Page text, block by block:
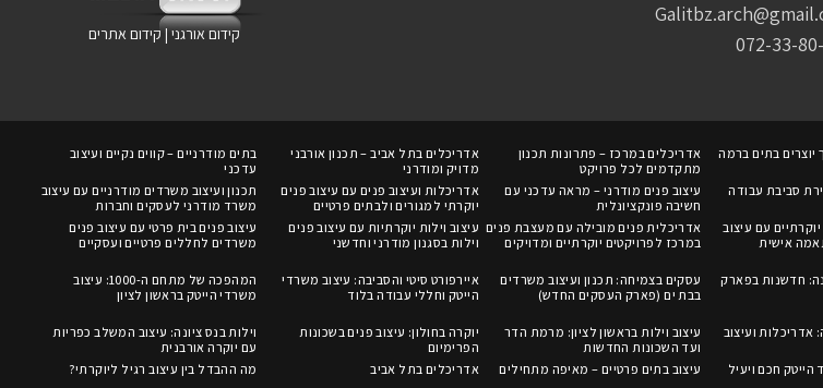
072-33-
קידום אורגני|קידום אתרים
יוצרים בתים ברמה
אדריכלים במרכז – פתרונות תכנון
מתקדמים לכל פרויקט
אדריכלים בתל אביב – תכנון אורבני
מדויק ומודרני
בתים מודרניים – קווים נקיים ועיצוב
עדכני
סביבת עבודה
עיצוב פנים מודרני – מראה עדכני עם
חשיבה פונקציונלית
אדריכלות ועיצוב פנים עם עיצוב פנים
יוקרתי למגורים ולבתים פרטיים
תכנון ועיצוב משרדים מודרניים עם עיצוב
משרד מודרני לעסקים וחברות
עם עיצוב
אישית
אדריכלית פנים מובילה עם מעצבת פנים
במרכז לפרויקטים יוקרתיים ומדויקים
עיצוב וילות יוקרתיות עם עיצוב פנים
וילות בסגנון מודרני וחדשני
עיצוב פנים בית פרטי עם עיצוב פנים
משרדים לחללים פרטיים ועסקיים
חדשנות בפארק
עסקים בצמיחה: תכנון ועיצוב משרדים
בבת ים (פארק העסקים החדש)
איירפורט סיטי והסביבה: עיצוב משרדי
הייטק וחללי עבודה בלוד
המהפכה של מתחם ה-1000: עיצוב
משרדי הייטק בראשון לציון
אדריכלות ועיצוב
עיצוב וילות בראשון לציון: מרמת הדר
ועד השכונות החדשות
יוקרה בחולון: עיצוב פנים בשכונות
הפרימיום
וילות בנס ציונה: עיצוב המשלב כפריות
עם יוקרה אורבנית
הייטק חכם ויעיל עיצוב בתים פרטיים – מאיפה מתחילים אדריכלים בתל אביב מה ההבדל בין עיצוב רגיל ליוקרתי?